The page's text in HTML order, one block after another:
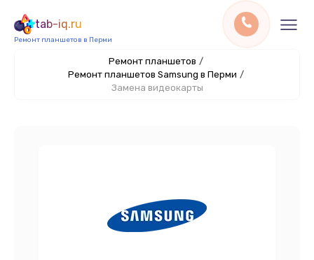
tab-iq.ru
Ремонт планшетов в Перми
Ремонт планшетов /
Ремонт планшетов Samsung в Перми /
Замена видеокарты